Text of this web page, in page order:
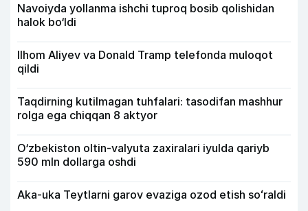
Navoiyda yollanma ishchi tuproq bosib qolishidan
halok bo‘ldi
Ilhom Aliyev va Donald Tramp telefonda muloqot
qildi
Taqdirning kutilmagan tuhfalari: tasodifan mashhur
rolga ega chiqqan 8 aktyor
O‘zbekiston oltin-valyuta zaxiralari iyulda qariyb
590 mln dollarga oshdi
Aka-uka Teytlarni garov evaziga ozod etish soʻraldi